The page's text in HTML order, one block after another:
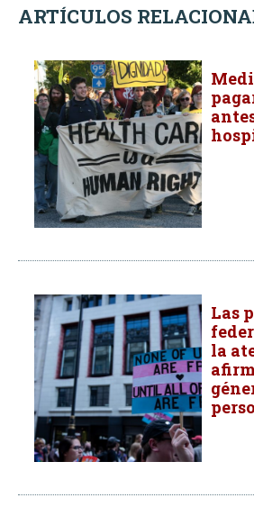
ARTÍCULOS
Las
la